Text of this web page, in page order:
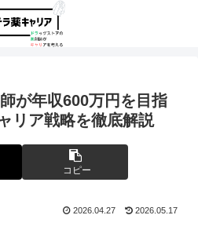
が年収600万円を目指
リア戦略を徹底解説
コピー
2026.04.27 2026.05.17